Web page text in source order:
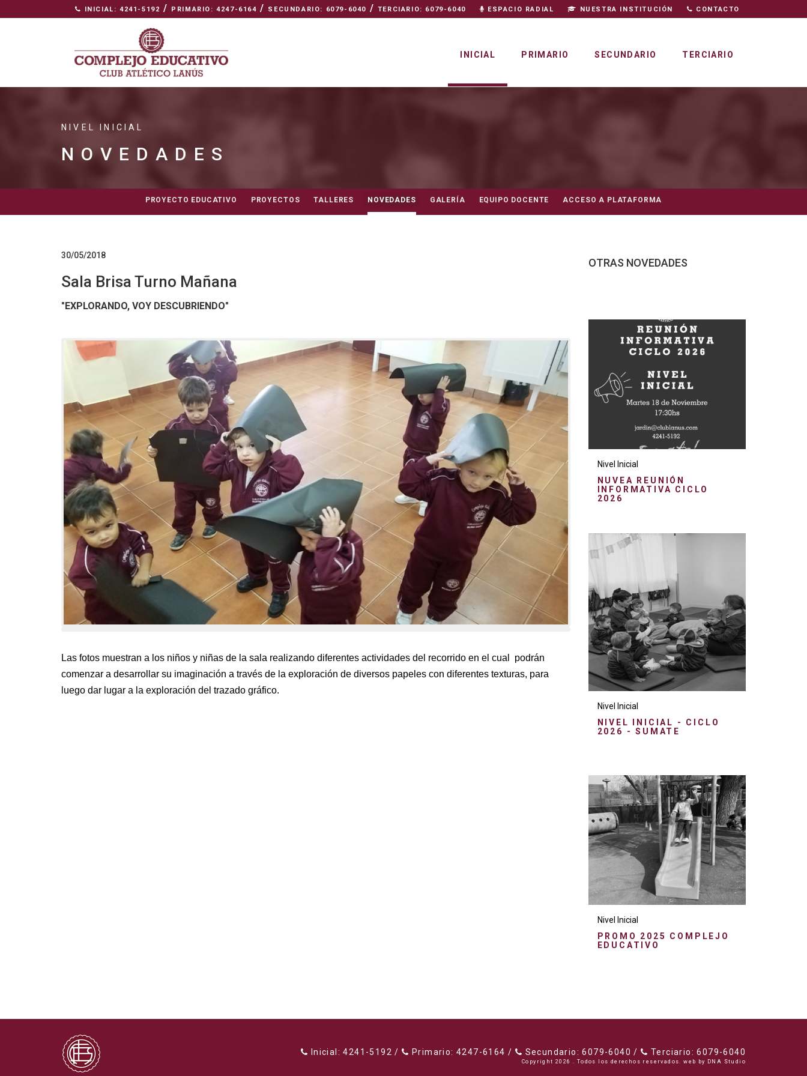
INICIAL: 4241-5192 / PRIMARIO: 4247-6164 / SECUNDARIO: 6079-6040 / TERCIARIO: 6079-6040 ESPACIO RADIAL NUESTRA INSTITUCIÓN CONTACTO
INICIAL PRIMARIO SECUNDARIO TERCIARIO
NIVEL INICIAL
NOVEDADES
PROYECTO EDUCATIVO PROYECTOS TALLERES NOVEDADES GALERÍA EQUIPO DOCENTE ACCESO A PLATAFORMA
30/05/2018
Sala Brisa Turno Mañana
"EXPLORANDO, VOY DESCUBRIENDO"
Las fotos muestran a los niños y niñas de la sala realizando diferentes actividades del recorrido en el cual podrán
comenzar a desarrollar su imaginación a través de la exploración de diversos papeles con diferentes texturas, para
luego dar lugar a la exploración del trazado gráfico.
OTRAS NOVEDADES
Nivel Inicial
NUVEA REUNIÓN
INFORMATIVA CICLO
2026
Nivel Inicial
NIVEL INICIAL - CICLO
2026 - SUMATE
Nivel Inicial
PROMO 2025 COMPLEJO
EDUCATIVO
Inicial: 4241-5192 / Primario: 4247-6164 / Secundario: 6079-6040 / Terciario: 6079-6040
Copyright 2026 . Todos los derechos reservados. web by DNA Studio